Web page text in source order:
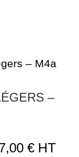
– M4a
–
€Plage
HT